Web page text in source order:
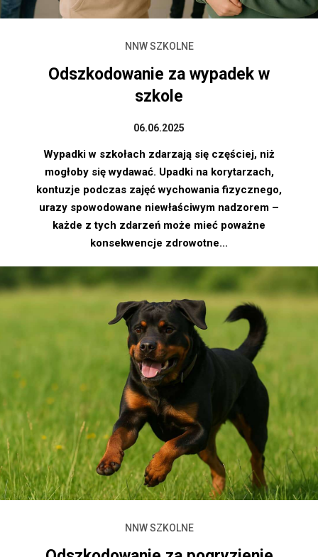
NNW SZKOLNE
Odszkodowanie za wypadek w
szkole
06.06.2025
Wypadki w szkołach zdarzają się częściej, niż
mogłoby się wydawać. Upadki na korytarzach,
kontuzje podczas zajęć wychowania fizycznego,
urazy spowodowane niewłaściwym nadzorem –
każde z tych zdarzeń może mieć poważne
konsekwencje zdrowotne...
NNW SZKOLNE